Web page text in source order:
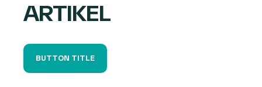
ARTIKEL
BUTTON TITLE